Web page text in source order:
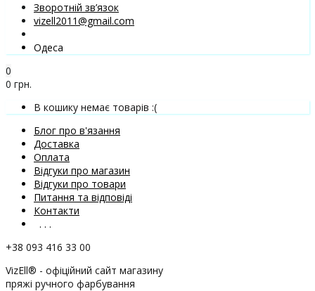
Зворотній зв’язок
vizell2011@gmail.com
Одеса
0
0 грн.
В кошику немає товарів :(
Блог про в'язання
Доставка
Оплата
Відгуки про магазин
Відгуки про товари
Питання та відповіді
Контакти
. . .
+38 093 416 33 00
VizEll® - офіційний сайт магазину
пряжі ручного фарбування